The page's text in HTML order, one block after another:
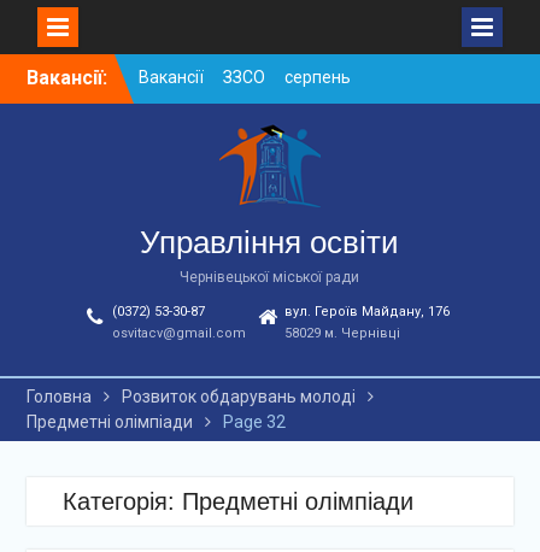
SkipВакансії:
Вакансії ЗЗСО серпень
2026
Вакансії ЗЗСО червень
Вакансії у ЗДО та
дошкільних підрозділах
ЗЗСО станом на
01.08.2026 р.
Управління освіти
Чернівецької міської ради
(0372) 53-30-87
osvitacv@gmail.com
вул. Героїв Майдану, 176
58029 м. Чернівці
Головна
Розвиток обдарувань молоді
Предметні олімпіади
Page 32
Категорія: Предметні олімпіади